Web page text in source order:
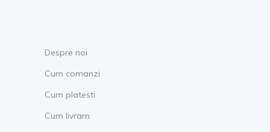
Despre noi
Cum comanzi
Cum platesti
Cum livram